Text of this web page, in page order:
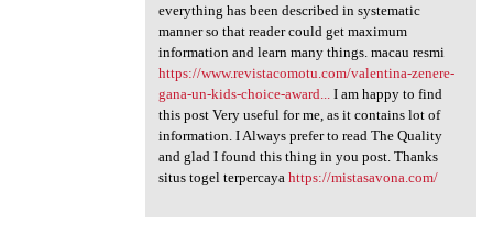
everything has been described in systematic
manner so that reader could get maximum
information and learn many things. macau resmi
https://www.revistacomotu.com/valentina-zenere-
gana-un-kids-choice-award...
I am happy to find
this post Very useful for me, as it contains lot of
information. I Always prefer to read The Quality
and glad I found this thing in you post. Thanks
situs togel terpercaya https://mistasavona.com/